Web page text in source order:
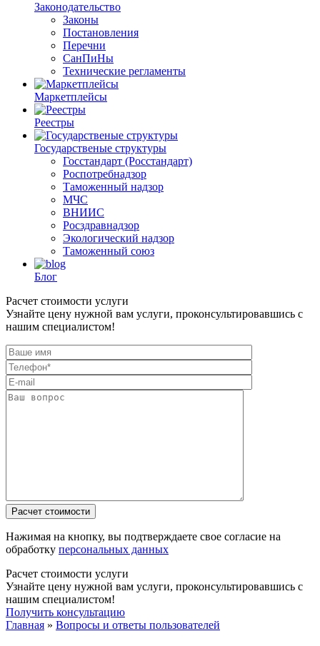
Законодательство
Законы
Постановления
Перечни
СанПиНы
Технические регламенты
Маркетплейсы
Реестры
Государственые структуры
Госстандарт (Росстандарт)
Роспотребнадзор
Таможенный надзор
МЧС
ВНИИС
Росздравнадзор
Экологический надзор
Таможенный союз
Блог
Расчет стоимости услуги
Узнайте цену нужной вам услуги, проконсультировавшись с
нашим специалистом!
Нажимая на кнопку, вы подтверждаете свое согласие на
обработку персональных данных
Расчет стоимости услуги
Узнайте цену нужной вам услуги, проконсультировавшись с
нашим специалистом!
Получить консультацию
Главная » Вопросы и ответы пользователей